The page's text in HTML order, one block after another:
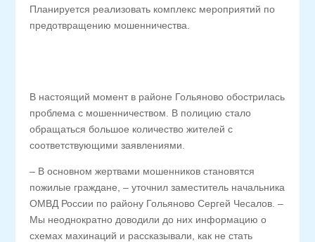
Планируется реализовать комплекс мероприятий по
предотвращению мошенничества.
В настоящий момент в районе Гольяново обострилась
проблема с мошенничеством. В полицию стало
обращаться большое количество жителей с
соответствующими заявлениями.
– В основном жертвами мошенников становятся
пожилые граждане, – уточнил заместитель начальника
ОМВД России по району Гольяново Сергей Чесалов. –
Мы неоднократно доводили до них информацию о
схемах махинаций и рассказывали, как не стать